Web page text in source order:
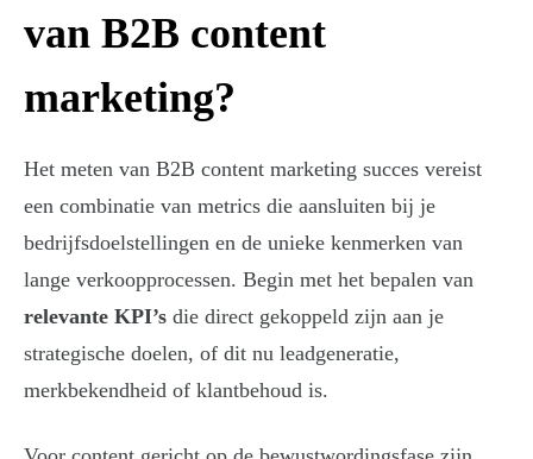
van B2B content
marketing?
Het meten van B2B content marketing succes vereist
een combinatie van metrics die aansluiten bij je
bedrijfsdoelstellingen en de unieke kenmerken van
lange verkoopprocessen. Begin met het bepalen van
relevante KPI’s die direct gekoppeld zijn aan je
strategische doelen, of dit nu leadgeneratie,
merkbekendheid of klantbehoud is.